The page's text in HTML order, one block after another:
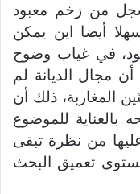
من زخم معبود
أيضا اين يمكن
في غياب وضوح
مجال الديانة لم
المغاربة، ذلك أن
بالعناية للموضوع
من نظرة تبقى
تعميق البحث